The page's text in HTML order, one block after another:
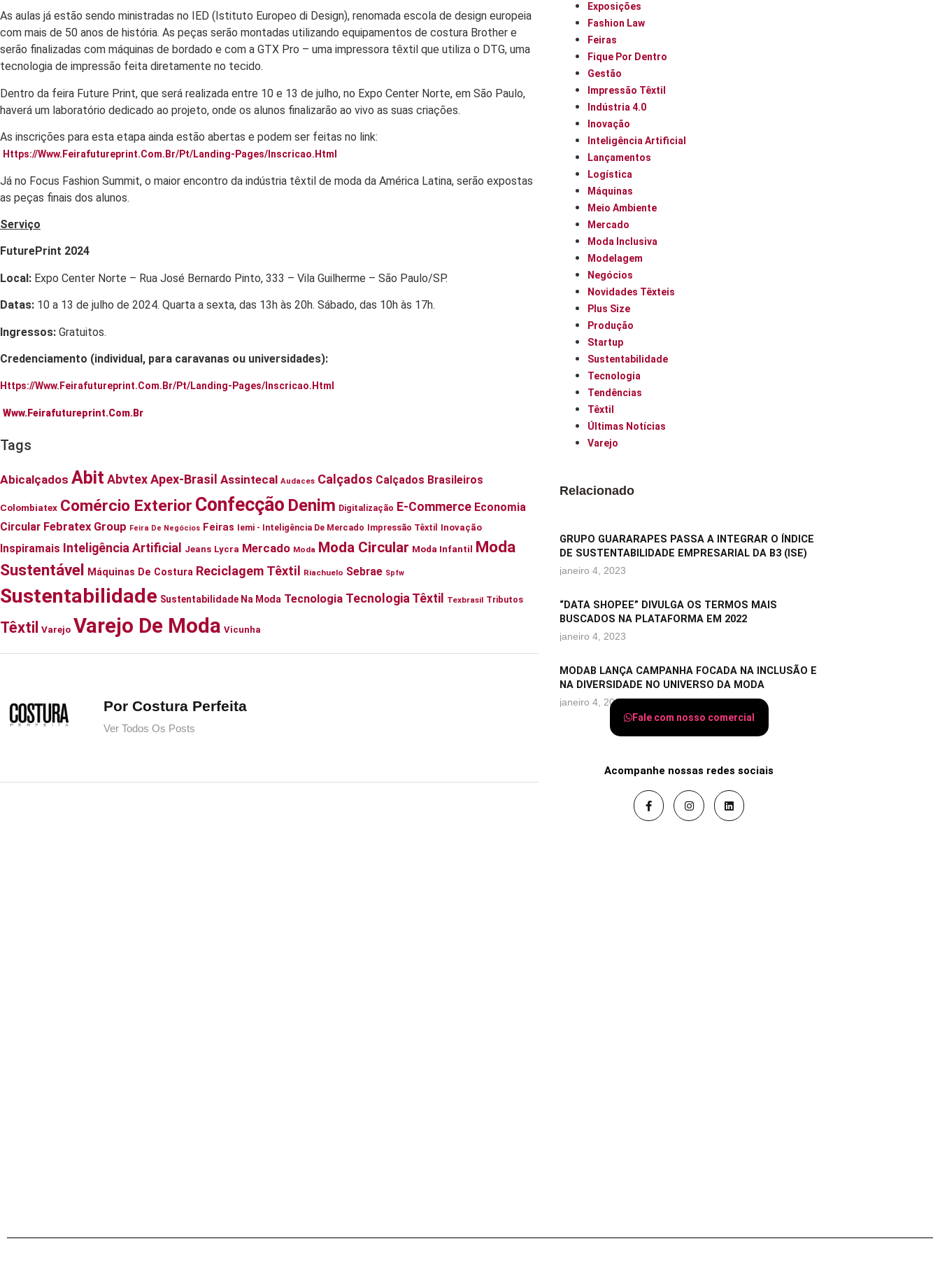
As aulas já estão sendo ministradas no IED (Istituto Europeo di Design), renomada escola de design europeia
com mais de 50 anos de história. As peças serão montadas utilizando equipamentos de costura Brother e
serão finalizadas com máquinas de bordado e com a GTX Pro – uma impressora têxtil que utiliza o DTG, uma
tecnologia de impressão feita diretamente no tecido.
Dentro da feira Future Print, que será realizada entre 10 e 13 de julho, no Expo Center Norte, em São Paulo,
haverá um laboratório dedicado ao projeto, onde os alunos finalizarão ao vivo as suas criações.
As inscrições para esta etapa ainda estão abertas e podem ser feitas no link:
Https://www.feirafutureprint.com.br/pt/landing-Pages/inscricao.html
Já no Focus Fashion Summit, o maior encontro da indústria têxtil de moda da América Latina, serão expostas
as peças finais dos alunos.
Serviço
FuturePrint 2024
Local: Expo Center Norte – Rua José Bernardo Pinto, 333 – Vila Guilherme – São Paulo/SP.
Datas: 10 a 13 de julho de 2024. Quarta a sexta, das 13h às 20h. Sábado, das 10h às 17h.
Ingressos: Gratuitos.
Credenciamento (individual, para caravanas ou universidades):
Https://www.feirafutureprint.com.br/pt/landing-Pages/inscricao.html
Www.feirafutureprint.com.br
Tags
Abicalçados Abit AbvtexApex-Brasil Assintecal Audaces Calçados Calçados Brasileiros
Colombiatex Comércio Exterior Confecção Denim Digitalização E-Commerce Economia
Circular Febratex Group Feira De Negócios Feiras Iemi - Inteligência De Mercado Impressão Têxtil Inovação
Inspiramais Inteligência Artificial Jeans Lycra Mercado Moda Moda Circular Moda Infantil Moda
Sustentável
Máquinas De Costura Reciclagem Têxtil Riachuelo Sebrae Spfw
Sustentabilidade Sustentabilidade Na Moda Tecnologia Tecnologia Têxtil Texbrasil Tributos
Têxtil Varejo Varejo De Moda Vicunha
Por Costura Perfeita
Ver Todos Os Posts
Exposições
Fashion Law
Feiras
Fique Por Dentro
Gestão
Impressão Têxtil
Indústria 4.0
Inovação
Inteligência Artificial
Lançamentos
Logística
Máquinas
Meio Ambiente
Mercado
Moda Inclusiva
Modelagem
Negócios
Novidades Têxteis
Plus Size
Produção
Startup
Sustentabilidade
Tecnologia
Tendências
Têxtil
Últimas Notícias
Varejo
Relacionado
GRUPO GUARARAPES PASSA A INTEGRAR O ÍNDICE
DE SUSTENTABILIDADE EMPRESARIAL DA B3 (ISE)
janeiro 4, 2023
“DATA SHOPEE” DIVULGA OS TERMOS MAIS
BUSCADOS NA PLATAFORMA EM 2022
janeiro 4, 2023
MODAB LANÇA CAMPANHA FOCADA NA INCLUSÃO E
NA DIVERSIDADE NO UNIVERSO DA MODA
janeiro 4, 2023
Fale com nosso comercial
Acompanhe nossas redes sociais